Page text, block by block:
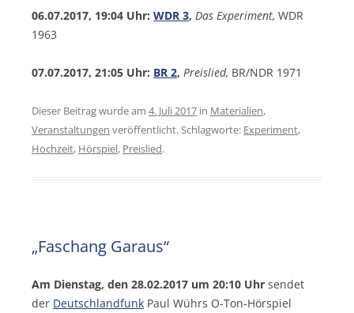
06.07.2017, 19:04 Uhr: WDR 3, Das Experiment, WDR
1963
07.07.2017, 21:05 Uhr: BR 2, Preislied, BR/NDR 1971
Dieser Beitrag wurde am 4. Juli 2017in Materialien,
Veranstaltungen veröffentlicht. Schlagworte: Experiment,
Hochzeit, Hörspiel, Preislied.
„Faschang Garaus“
Am Dienstag, den 28.02.2017 um 20:10 Uhrsendet
der DeutschlandfunkPaul Wührs O-Ton-Hörspiel